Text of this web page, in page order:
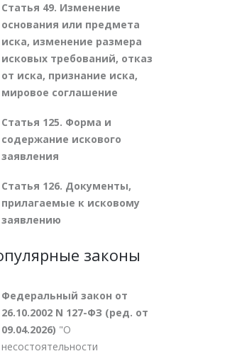
Статья 49. Изменение
основания или предмета
иска, изменение размера
исковых требований, отказ
от иска, признание иска,
мировое соглашение
Статья 125. Форма и
содержание искового
заявления
Статья 126. Документы,
прилагаемые к исковому
заявлению
законы
Федеральный закон от
26.10.2002 N 127-ФЗ (ред. от
09.04.2026) "О
несостоятельности